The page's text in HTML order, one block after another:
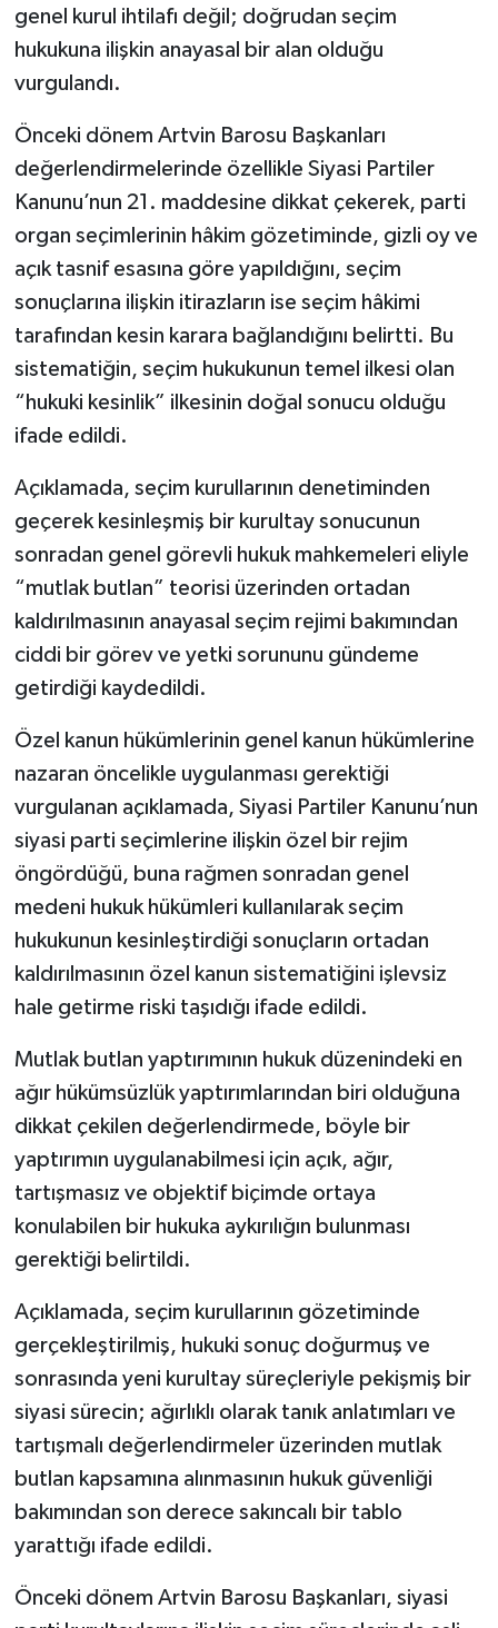
genel kurul ihtilafı değil; doğrudan seçim
hukukuna ilişkin anayasal bir alan olduğu
vurgulandı.
Önceki dönem Artvin Barosu Başkanları
değerlendirmelerinde özellikle Siyasi Partiler
Kanunu’nun 21. maddesine dikkat çekerek, parti
organ seçimlerinin hâkim gözetiminde, gizli oy ve
açık tasnif esasına göre yapıldığını, seçim
sonuçlarına ilişkin itirazların ise seçim hâkimi
tarafından kesin karara bağlandığını belirtti. Bu
sistematiğin, seçim hukukunun temel ilkesi olan
“hukuki kesinlik” ilkesinin doğal sonucu olduğu
ifade edildi.
Açıklamada, seçim kurullarının denetiminden
geçerek kesinleşmiş bir kurultay sonucunun
sonradan genel görevli hukuk mahkemeleri eliyle
“mutlak butlan” teorisi üzerinden ortadan
kaldırılmasının anayasal seçim rejimi bakımından
ciddi bir görev ve yetki sorununu gündeme
getirdiği kaydedildi.
Özel kanun hükümlerinin genel kanun hükümlerine
nazaran öncelikle uygulanması gerektiği
vurgulanan açıklamada, Siyasi Partiler Kanunu’nun
siyasi parti seçimlerine ilişkin özel bir rejim
öngördüğü, buna rağmen sonradan genel
medeni hukuk hükümleri kullanılarak seçim
hukukunun kesinleştirdiği sonuçların ortadan
kaldırılmasının özel kanun sistematiğini işlevsiz
hale getirme riski taşıdığı ifade edildi.
Mutlak butlan yaptırımının hukuk düzenindeki en
ağır hükümsüzlük yaptırımlarından biri olduğuna
dikkat çekilen değerlendirmede, böyle bir
yaptırımın uygulanabilmesi için açık, ağır,
tartışmasız ve objektif biçimde ortaya
konulabilen bir hukuka aykırılığın bulunması
gerektiği belirtildi.
Açıklamada, seçim kurullarının gözetiminde
gerçekleştirilmiş, hukuki sonuç doğurmuş ve
sonrasında yeni kurultay süreçleriyle pekişmiş bir
siyasi sürecin; ağırlıklı olarak tanık anlatımları ve
tartışmalı değerlendirmeler üzerinden mutlak
butlan kapsamına alınmasının hukuk güvenliği
bakımından son derece sakıncalı bir tablo
yarattığı ifade edildi.
Önceki dönem Artvin Barosu Başkanları, siyasi